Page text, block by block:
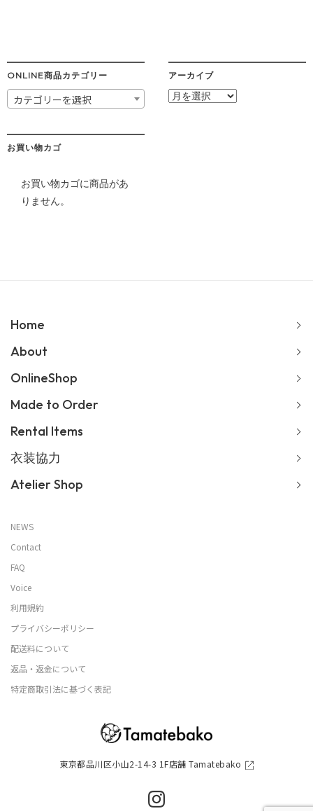
ONLINE商品カテゴリー
カテゴリーを選択
アーカイブ
ア
お買い物カゴ
お買い物カゴに商品があ
りません。
東京都品川区小山2-14-3 1F店舗 Tamatebako
Home
About
OnlineShop
Made to Order
Rental Items
衣装協力
Atelier Shop
NEWS
Contact
FAQ
Voice
利用規約
プライバシーポリシー
配送料について
返品・返金について
特定商取引法に基づく表記